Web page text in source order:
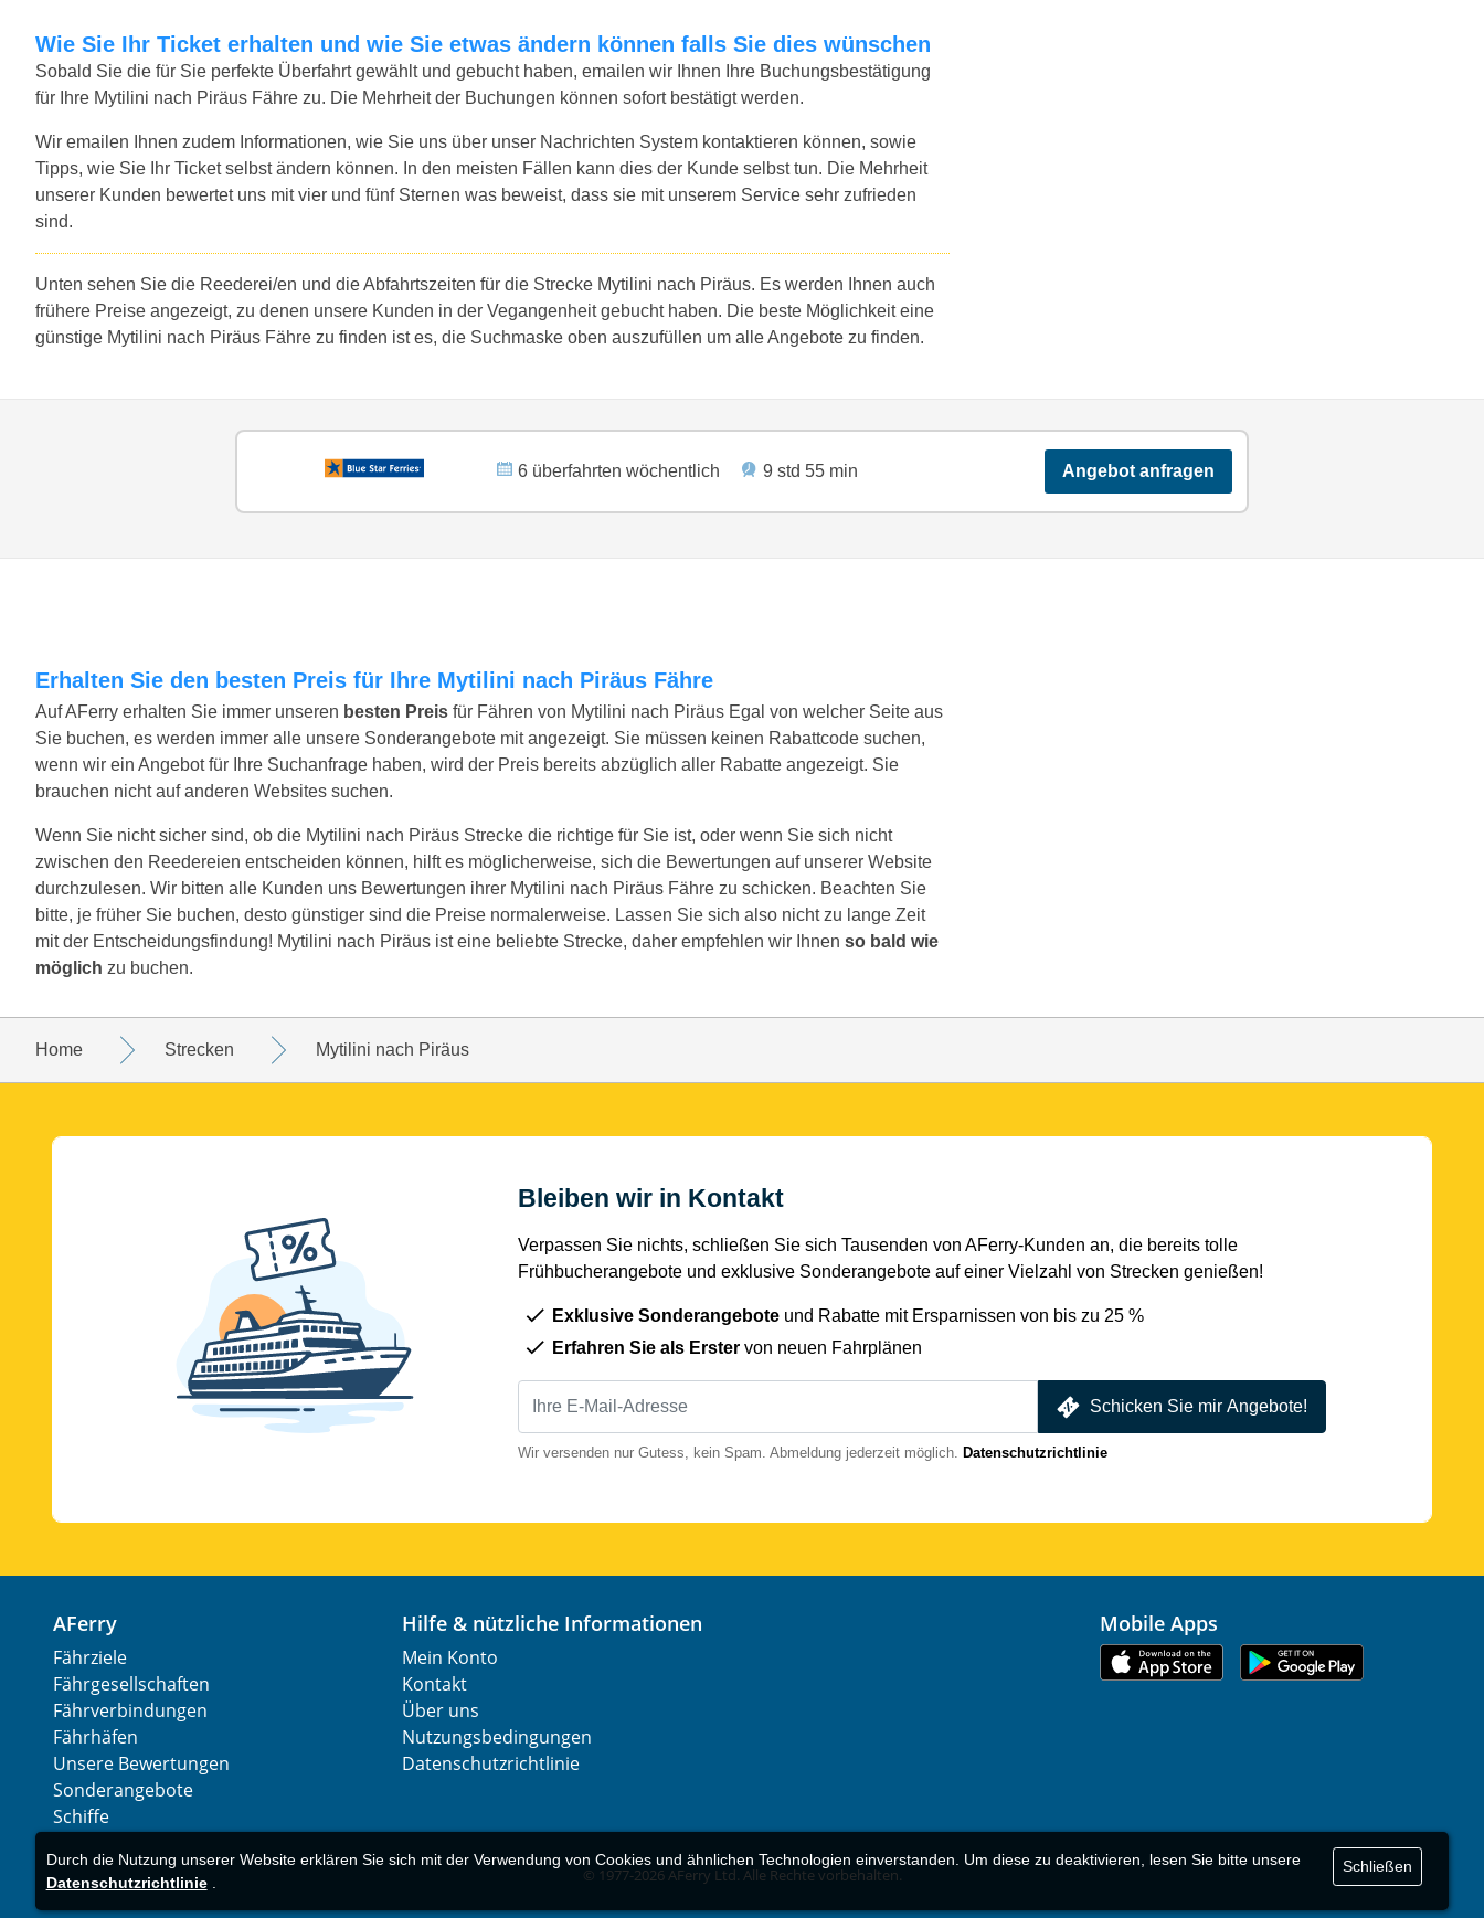
Wie Sie Ihr Ticket erhalten und wie Sie etwas ändern können falls Sie dies wünschen
Sobald Sie die für Sie perfekte Überfahrt gewählt und gebucht haben, emailen wir Ihnen Ihre Buchungsbestätigung
für Ihre Mytilini nach Piräus Fähre zu. Die Mehrheit der Buchungen können sofort bestätigt werden.
Wir emailen Ihnen zudem Informationen, wie Sie uns über unser Nachrichten System kontaktieren können, sowie
Tipps, wie Sie Ihr Ticket selbst ändern können. In den meisten Fällen kann dies der Kunde selbst tun. Die Mehrheit
unserer Kunden bewertet uns mit vier und fünf Sternen was beweist, dass sie mit unserem Service sehr zufrieden
sind.
Unten sehen Sie die Reederei/en und die Abfahrtszeiten für die Strecke Mytilini nach Piräus. Es werden Ihnen auch
frühere Preise angezeigt, zu denen unsere Kunden in der Vegangenheit gebucht haben. Die beste Möglichkeit eine
günstige Mytilini nach Piräus Fähre zu finden ist es, die Suchmaske oben auszufüllen um alle Angebote zu finden.
6 überfahrten wöchentlich 9 std 55 min Angebot anfragen
Erhalten Sie den besten Preis für Ihre Mytilini nach Piräus Fähre
Auf AFerry erhalten Sie immer unseren besten Preis für Fähren von Mytilini nach Piräus Egal von welcher Seite aus
Sie buchen, es werden immer alle unsere Sonderangebote mit angezeigt. Sie müssen keinen Rabattcode suchen,
wenn wir ein Angebot für Ihre Suchanfrage haben, wird der Preis bereits abzüglich aller Rabatte angezeigt. Sie
brauchen nicht auf anderen Websites suchen.
Wenn Sie nicht sicher sind, ob die Mytilini nach Piräus Strecke die richtige für Sie ist, oder wenn Sie sich nicht
zwischen den Reedereien entscheiden können, hilft es möglicherweise, sich die Bewertungen auf unserer Website
durchzulesen. Wir bitten alle Kunden uns Bewertungen ihrer Mytilini nach Piräus Fähre zu schicken. Beachten Sie
bitte, je früher Sie buchen, desto günstiger sind die Preise normalerweise. Lassen Sie sich also nicht zu lange Zeit
mit der Entscheidungsfindung! Mytilini nach Piräus ist eine beliebte Strecke, daher empfehlen wir Ihnen so bald wie
möglich zu buchen.
Home Strecken Mytilini nach Piräus
Bleiben wir in Kontakt
Verpassen Sie nichts, schließen Sie sich Tausenden von AFerry-Kunden an, die bereits tolle
Frühbucherangebote und exklusive Sonderangebote auf einer Vielzahl von Strecken genießen!
Exklusive Sonderangebote und Rabatte mit Ersparnissen von bis zu 25 %
Erfahren Sie als Erster von neuen Fahrplänen
Schicken Sie mir Angebote!
Wir versenden nur Gutess, kein Spam. Abmeldung jederzeit möglich. Datenschutzrichtlinie
AFerry
Fährziele
Fährgesellschaften
Fährverbindungen
Fährhäfen
Unsere Bewertungen
Sonderangebote
Schiffe
Hilfe & nützliche Informationen
Mein Konto
Kontakt
Über uns
Nutzungsbedingungen
Datenschutzrichtlinie
Mobile Apps
© 1977-2026AFerry Ltd. Alle Rechte vorbehalten.
Durch die Nutzung unserer Website erklären Sie sich mit der Verwendung von Cookies und ähnlichen Technologien einverstanden. Um diese zu deaktivieren, lesen Sie bitte unsere
Datenschutzrichtlinie.
Schließen